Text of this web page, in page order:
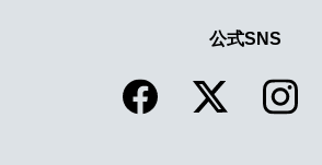
公式SNS